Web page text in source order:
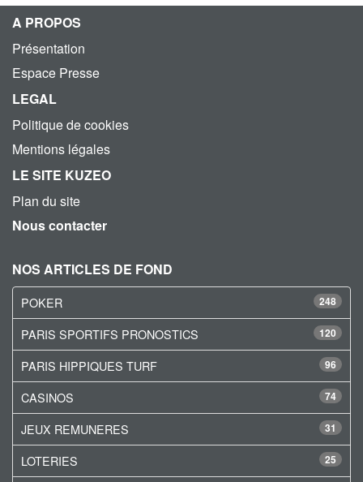
A PROPOS
Présentation
Espace Presse
LEGAL
Politique de cookies
Mentions légales
LE SITE KUZEO
Plan du site
Nous contacter
NOS ARTICLES DE FOND
248
POKER
120
PARIS SPORTIFS PRONOSTICS
96
PARIS HIPPIQUES TURF
74
CASINOS
31
JEUX REMUNERES
25
LOTERIES